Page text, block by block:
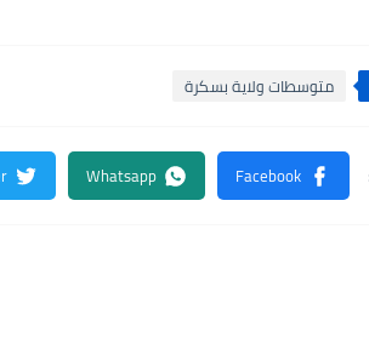
متوسطات ولاية بسكرة